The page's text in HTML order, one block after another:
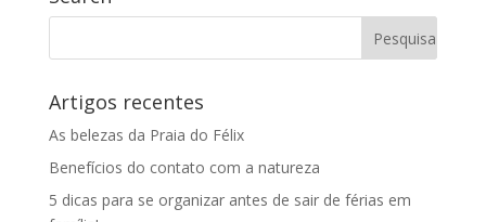
Artigos recentes
As belezas da Praia do Félix
Benefícios do contato com a natureza
5 dicas para se organizar antes de sair de férias em